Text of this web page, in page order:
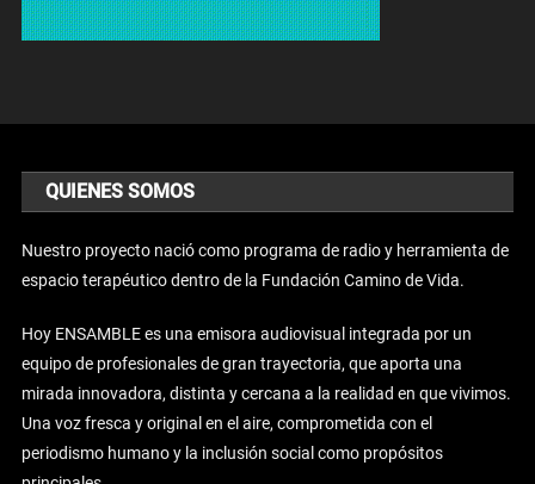
QUIENES SOMOS
Nuestro proyecto nació como programa de radio y herramienta de
espacio terapéutico dentro de la Fundación Camino de Vida.
Hoy ENSAMBLE es una emisora audiovisual integrada por un
equipo de profesionales de gran trayectoria, que aporta una
mirada innovadora, distinta y cercana a la realidad en que vivimos.
Una voz fresca y original en el aire, comprometida con el
periodismo humano y la inclusión social como propósitos